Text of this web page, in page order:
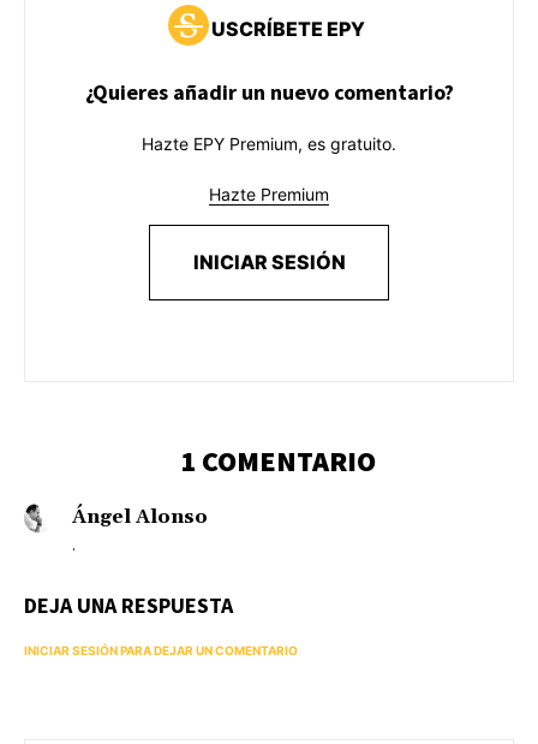
USCRÍBETE EPY
¿Quieres añadir un nuevo comentario?
Hazte EPY Premium, es gratuito.
Hazte Premium
INICIAR SESIÓN
1 COMENTARIO
Ángel Alonso
.
DEJA UNA RESPUESTA
INICIAR SESIÓN PARA DEJAR UN COMENTARIO